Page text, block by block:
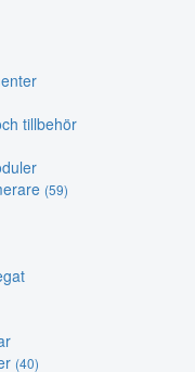
tillbehör
(59)
(40)